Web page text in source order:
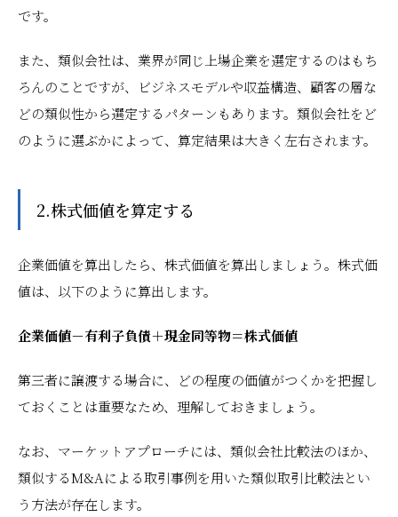
です。
また、類似会社は、業界が同じ上場企業を選定するのはもち
ろんのことですが、ビジネスモデルや収益構造、顧客の層な
どの類似性から選定するパターンもあります。類似会社をど
のように選ぶかによって、算定結果は大きく左右されます。
2.株式価値を算定する
企業価値を算出したら、株式価値を算出しましょう。株式価
値は、以下のように算出します。
企業価値－有利子負債＋現金同等物＝株式価値
第三者に譲渡する場合に、どの程度の価値がつくかを把握し
ておくことは重要なため、理解しておきましょう。
なお、マーケットアプローチには、類似会社比較法のほか、
類似するM&Aによる取引事例を用いた類似取引比較法とい
う方法が存在します。